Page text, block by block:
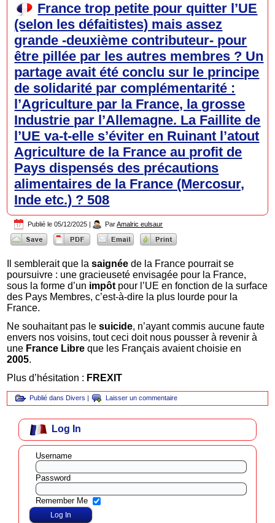
France trop petite pour quitter l’UE
(selon les défaitistes) mais assez
grande -deuxième contributeur- pour
être pillée par les autres membres ? Un
partage avait été conclu sur le principe
de solidarité par complémentarité :
l’Agriculture par la France, la grosse
Industrie par l’Allemagne. La Faillite de
l’UE va-t-elle s’éviter en Ruinant l’atout
Agriculture de la France au profit de
Pays dispensés des précautions
alimentaires de la France (Mercosur,
Inde etc.) ? 508
Publié le 05/12/2025 | Par Amalric eulsaur
Il semblerait que lasaignée de la France pourrait se
poursuivre : une gracieuseté envisagée pour la France,
sous la forme d’un impôt pour l’UE en fonction de la surface
des Pays Membres, c’est-à-dire la plus lourde pour la
France.
Ne souhaitant pas lesuicide, n’ayant commis aucune faute
envers nos voisins, tout ceci doit nous pousser à revenir à
une France Libre que les Français avaient choisie en
2005.
Plus d’hésitation : FREXIT
Publié dans Divers | Laisser un commentaire
Log In
Username
Password
Remember Me